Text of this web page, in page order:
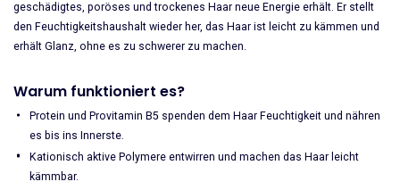
geschädigtes, poröses und trockenes Haar neue Energie erhält. Er stellt
den Feuchtigkeitshaushalt wieder her, das Haar ist leicht zu kämmen und
erhält Glanz, ohne es zu schwerer zu machen.
Warum funktioniert es?
Protein und Provitamin B5 spenden dem Haar Feuchtigkeit und nähren
es bis ins Innerste.
Kationisch aktive Polymere entwirren und machen das Haar leicht
kämmbar.